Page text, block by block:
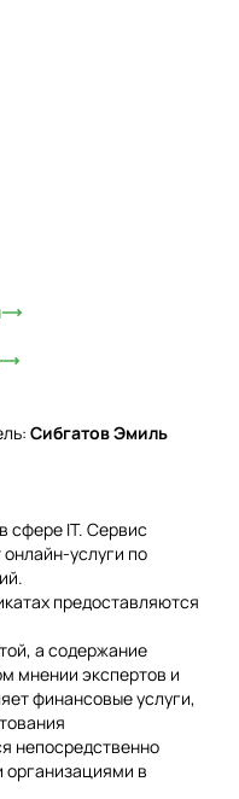
Сибгатов Эмиль
сфере IT. Сервис
услуги по
предоставляются
а содержание
мнении экспертов и
финансовые услуги,
непосредственно
в